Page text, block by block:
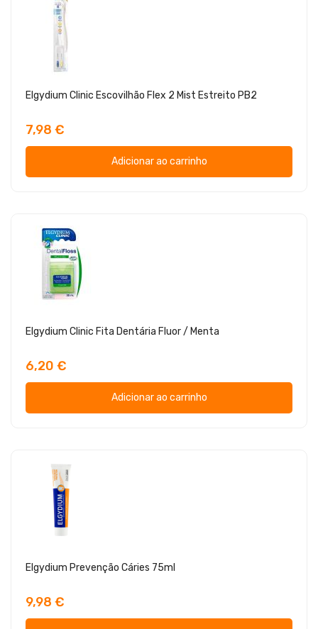
Elgydium Clinic Escovilhão Flex 2 Mist Estreito PB2
7,98 €
Adicionar ao carrinho
Elgydium Clinic Fita Dentária Fluor / Menta
6,20 €
Adicionar ao carrinho
Elgydium Prevenção Cáries 75ml
9,98 €